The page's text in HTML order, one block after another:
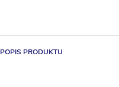
POPIS PRODUKTU